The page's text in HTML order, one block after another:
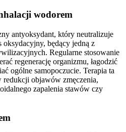
wodorem
antyoksydant, który neutralizuje
będący jedną z
Regularne stosowanie
regenerację organizmu, łagodzić
ogólne samopoczucie. Terapia ta
redukcji objawów zmęczenia,
zapalenia stawów czy